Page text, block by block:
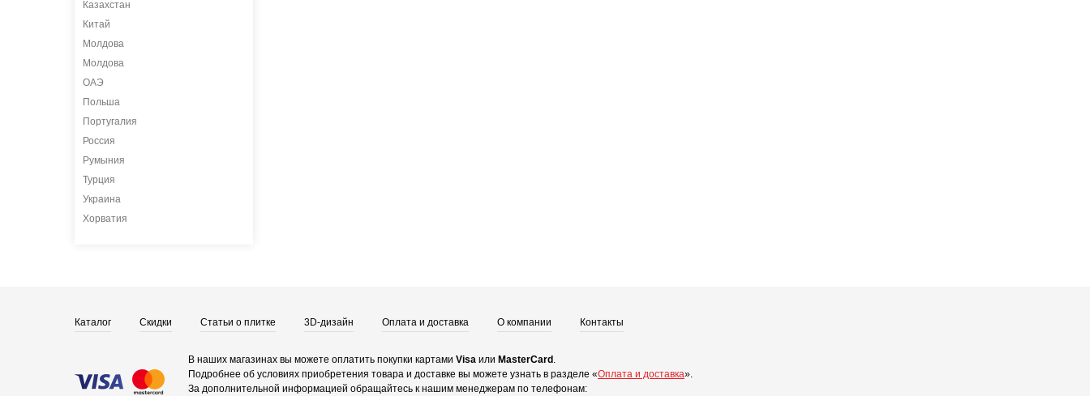
Казахстан
Китай
Молдова
Молдова
ОАЭ
Польша
Португалия
Россия
Румыния
Турция
Украина
Хорватия
Каталог Скидки Статьи о плитке 3D-дизайн Оплата и доставка О компании Контакты
В наших магазинах вы можете оплатить покупки картами Visa или MasterCard .
Подробнее об условиях приобретения товара и доставке вы можете узнать в разделе «Оплата и доставка».
За дополнительной информацией обращайтесь к нашим менеджерам по телефонам: